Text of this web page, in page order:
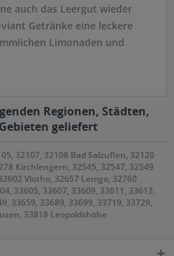
auch das Leergut wieder
Getränke eine leckere
Limonaden und
Regionen, Städten,
geliefert
32107, 32108 Bad Salzuflen, 32120
Kirchlengern, 32545, 32547, 32549
Vlotho, 32657 Lemgo, 32760
33605, 33607, 33609, 33611, 33613,
33659, 33689, 33699, 33719, 33729,
33818 Leopoldshöhe